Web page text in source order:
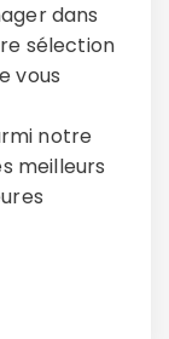
dans
sélection
vous
notre
meilleurs